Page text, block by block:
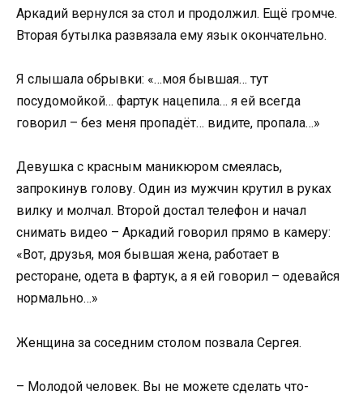
Аркадий вернулся за стол и продолжил. Ещё громче.
Вторая бутылка развязала ему язык окончательно.
Я слышала обрывки: «…моя бывшая… тут
посудомойкой… фартук нацепила… я ей всегда
говорил – без меня пропадёт… видите, пропала…»
Девушка с красным маникюром смеялась,
запрокинув голову. Один из мужчин крутил в руках
вилку и молчал. Второй достал телефон и начал
снимать видео – Аркадий говорил прямо в камеру:
«Вот, друзья, моя бывшая жена, работает в
ресторане, одета в фартук, а я ей говорил – одевайся
нормально…»
Женщина за соседним столом позвала Сергея.
– Молодой человек. Вы не можете сделать что-